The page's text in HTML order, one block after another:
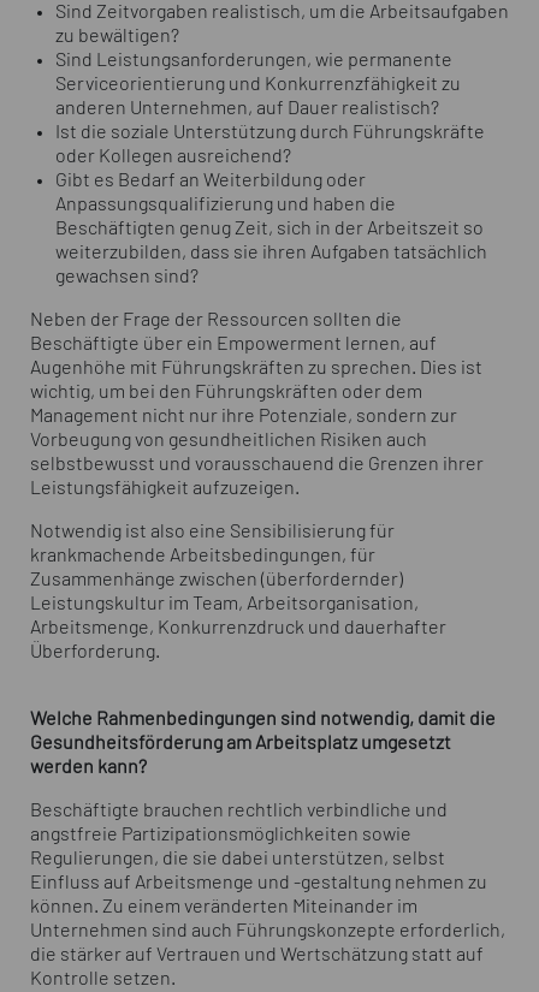
Sind Zeitvorgaben realistisch, um die Arbeitsaufgaben
zu bewältigen?
Sind Leistungsanforderungen, wie permanente
Serviceorientierung und Konkurrenzfähigkeit zu
anderen Unternehmen, auf Dauer realistisch?
Ist die soziale Unterstützung durch Führungskräfte
oder Kollegen ausreichend?
Gibt es Bedarf an Weiterbildung oder
Anpassungsqualifizierung und haben die
Beschäftigten genug Zeit, sich in der Arbeitszeit so
weiterzubilden, dass sie ihren Aufgaben tatsächlich
gewachsen sind?
Neben der Frage der Ressourcen sollten die
Beschäftigte über ein Empowerment lernen, auf
Augenhöhe mit Führungskräften zu sprechen. Dies ist
wichtig, um bei den Führungskräften oder dem
Management nicht nur ihre Potenziale, sondern zur
Vorbeugung von gesundheitlichen Risiken auch
selbstbewusst und vorausschauend die Grenzen ihrer
Leistungsfähigkeit aufzuzeigen.
Notwendig ist also eine Sensibilisierung für
krankmachende Arbeitsbedingungen, für
Zusammenhänge zwischen (überfordernder)
Leistungskultur im Team, Arbeitsorganisation,
Arbeitsmenge, Konkurrenzdruck und dauerhafter
Überforderung.
Welche Rahmenbedingungen sind notwendig, damit die
Gesundheitsförderung am Arbeitsplatz umgesetzt
werden kann?
Beschäftigte brauchen rechtlich verbindliche und
angstfreie Partizipationsmöglichkeiten sowie
Regulierungen, die sie dabei unterstützen, selbst
Einfluss auf Arbeitsmenge und -gestaltung nehmen zu
können. Zu einem veränderten Miteinander im
Unternehmen sind auch Führungskonzepte erforderlich,
die stärker auf Vertrauen und Wertschätzung statt auf
Kontrolle setzen.